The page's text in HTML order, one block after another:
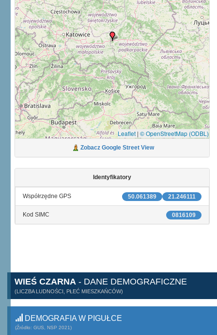
Leaflet | © OpenStreetMap (ODBL)
Zobacz Google Street View
Identyfikatory
21.246111
50.061389
Współrzędne GPS
0816109
Kod SIMC
WIEŚ CZARNA - DANE DEMOGRAFICZNE
(LICZBA LUDNOŚCI, PŁEĆ MIESZKAŃCÓW)
DEMOGRAFIA W PIGUŁCE
(Źródło: GUS, NSP 2021)